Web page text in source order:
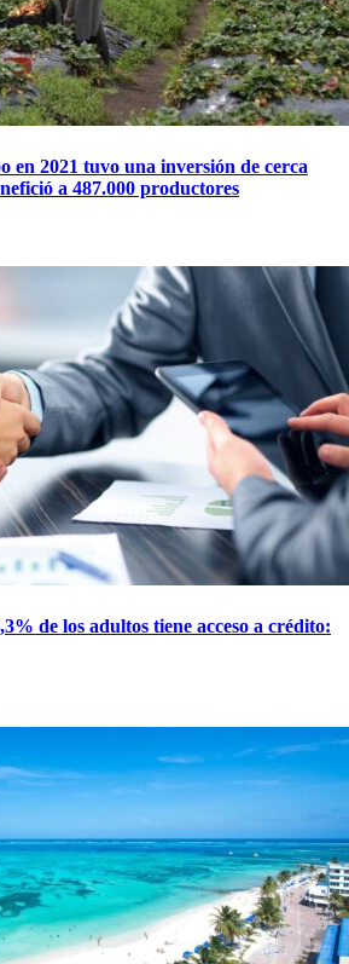
en 2021 tuvo una inversión de cerca
a 487.000 productores
de los adultos tiene acceso a crédito: